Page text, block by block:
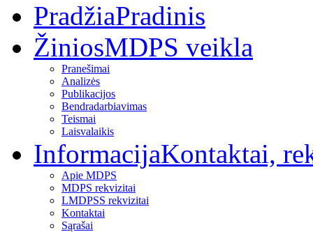
PradžiaPradinis
ŽiniosMDPS veikla
Pranešimai
Analizės
Publikacijos
Bendradarbiavimas
Teismai
Laisvalaikis
InformacijaKontaktai,
Apie MDPS
MDPS rekvizitai
LMDPSS rekvizitai
Kontaktai
Sąrašai